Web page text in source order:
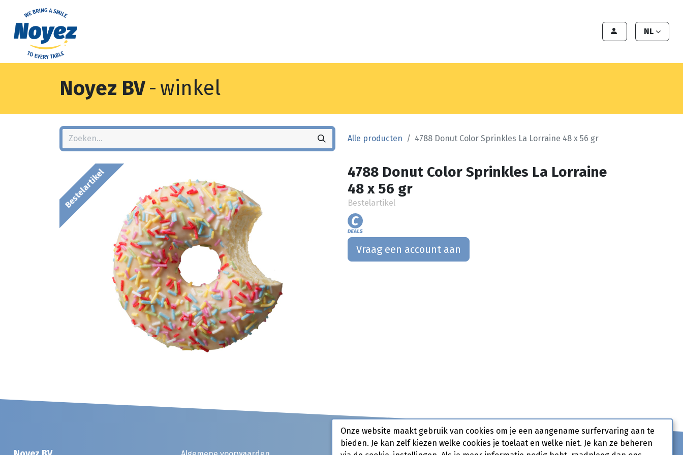
NL
Noyez BV- winkel
Alle producten 4788 Donut Color Sprinkles La Lorraine 48 x 56 gr
Bestelartikel
4788 Donut Color Sprinkles La Lorraine
48 x 56 gr
Bestelartikel
Vraag een account aan
Onze website maakt gebruik van cookies om je een aangename surfervaring aan te
bieden. Je kan zelf kiezen welke cookies je toelaat en welke niet. Je kan ze beheren